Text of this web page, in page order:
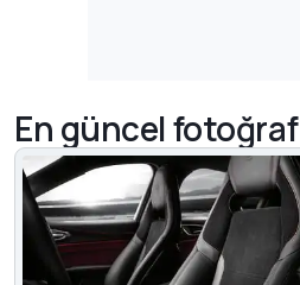
En güncel fotoğraf